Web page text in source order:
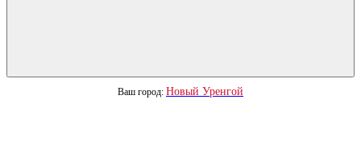
Ваш город: Новый Уренгой